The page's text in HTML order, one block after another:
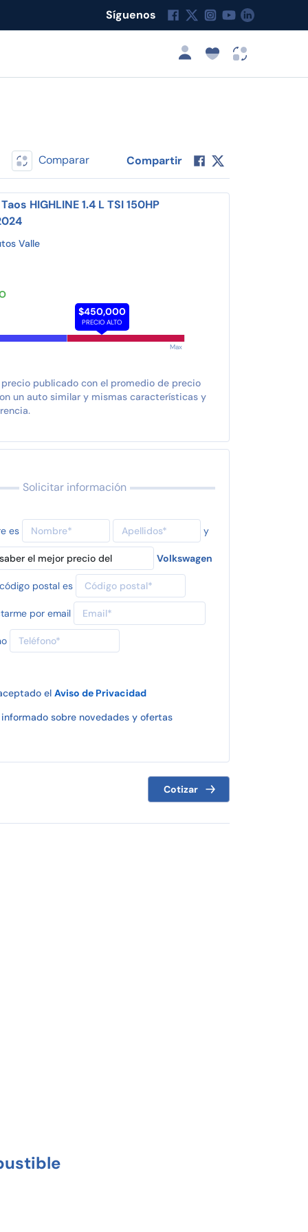
Síguenos
Comparar Compartir
HIGHLINE 1.4 L TSI 150HP
Valle
$450,000
PRECIO ALTO
Max
precio publicado con el promedio de precio
un auto similar y mismas características y
Solicitar información
es y
Volkswagen
postal es
por email
el Aviso de Privacidad
sobre novedades y ofertas
Cotizar